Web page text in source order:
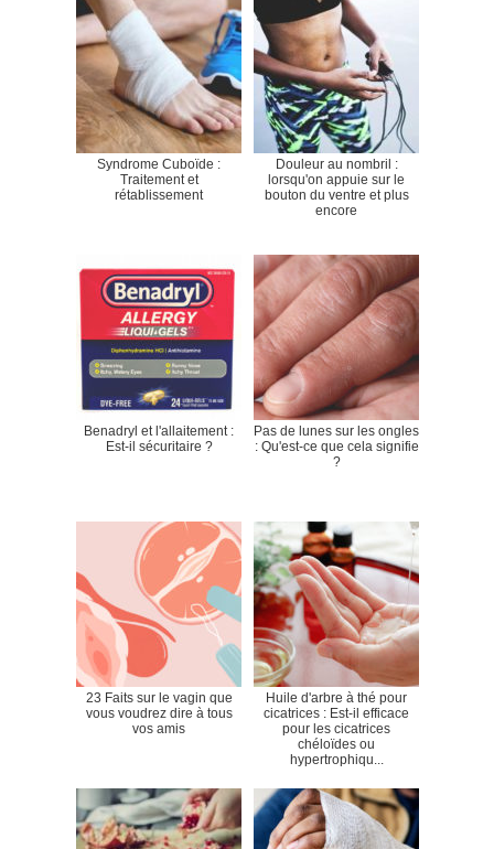
Syndrome Cuboïde :
Traitement et
rétablissement
Douleur au nombril :
lorsqu'on appuie sur le
bouton du ventre et plus
encore
Benadryl et l'allaitement :
Est-il sécuritaire ?
Pas de lunes sur les ongles
: Qu'est-ce que cela signifie
?
23 Faits sur le vagin que
vous voudrez dire à tous
vos amis
Huile d'arbre à thé pour
cicatrices : Est-il efficace
pour les cicatrices
chéloïdes ou
hypertrophiqu...